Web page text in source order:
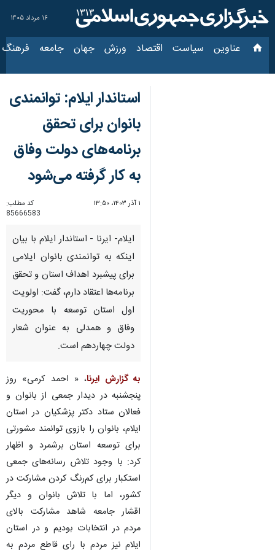
۱۶ مرداد ۱۴۰۵
عناوین‌ سیاست اقتصاد ورزش جهان جامعه فرهنگ
استاندار ایلام: توانمندی
بانوان برای تحقق
برنامه‌های دولت وفاق
به کار گرفته می‌شود
۱ آذر ۱۴۰۳، ۱۳:۵۰
کد مطلب:
85666583
ایلام- ایرنا - استاندار ایلام با بیان
اینکه به توانمندی بانوان ایلامی
برای پیشبرد اهداف استان و تحقق
برنامه‌ها اعتقاد دارم، گفت: اولویت
اول استان توسعه با محوریت
وفاق و همدلی به عنوان شعار
دولت چهاردهم است.
به گزارش ایرنا، « احمد کرمی» روز
پنجشنبه در دیدار جمعی از بانوان و
فعالان ستاد دکتر پزشکیان در استان
ایلام، بانوان را بازوی توانمند مشورتی
برای توسعه استان برشمرد و اظهار
کرد: با وجود تلاش رسانه‌های جمعی
استکبار برای کم‌رنگ کردن مشارکت در
کشور، اما با تلاش بانوان و دیگر
اقشار جامعه شاهد مشارکت بالای
مردم در انتخابات بودیم و در استان
ایلام نیز مردم با رای قاطع مردم به